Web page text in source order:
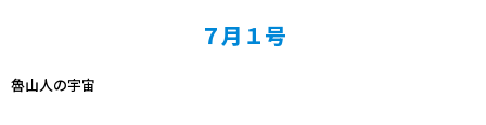
７月１号
魯山人の宇宙